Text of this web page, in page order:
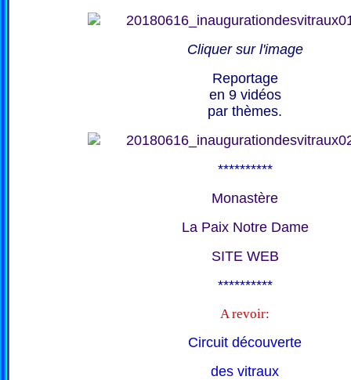
Cliquer sur l'image
Reportage
en 9 vidéos
par thèmes.
**********
Monastère
La Paix Notre Dame
SITE WEB
**********
A revoir:
Circuit découverte
des vitraux